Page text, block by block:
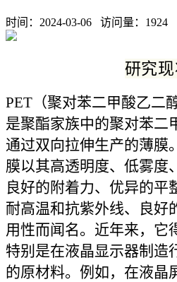
时间：2024-03-06 访问量： 1924
研究
PET（聚对苯二甲酸乙二
是聚酯家族中的聚对苯二
通过双向拉伸生产的薄膜
膜以其高透明度、低雾度
良好的附着力、优异的平
耐高温和抗紫外线、良好
用性而闻名。近年来，它
特别是在液晶显示器制造
的原材料。例如，在液晶